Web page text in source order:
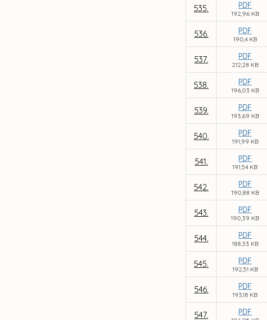
535. PDF
192,96 KB
536. PDF
190,4 KB
537. PDF
212,28 KB
538. PDF
196,03 KB
539. PDF
193,69 KB
540. PDF
191,99 KB
541. PDF
191,54 KB
542. PDF
190,88 KB
543. PDF
190,39 KB
544. PDF
188,33 KB
545. PDF
192,51 KB
546. PDF
193,18 KB
547. PDF